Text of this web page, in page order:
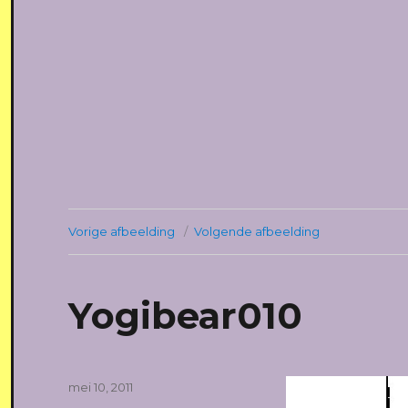
Vorige afbeelding Volgende afbeelding
Yogibear010
Geplaatst
mei 10, 2011